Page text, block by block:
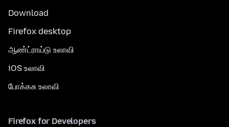
Download
Firefox desktop
ஆண்ட்ராய்டு உலாவி
iOS உலாவி
போக்கசு உலாவி
Firefox for Developers